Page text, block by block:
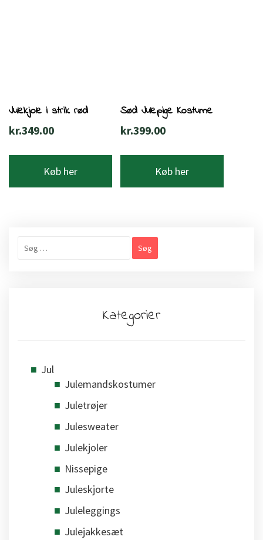
Julekjole i strik rød
kr.349.00
Køb her
Sød Julepige Kostume
kr.399.00
Køb her
efter:
Kategorier
Jul
Julemandskostumer
Juletrøjer
Julesweater
Julekjoler
Nissepige
Juleskjorte
Juleleggings
Julejakkesæt